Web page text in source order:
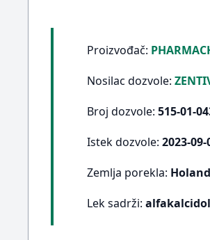
Proizvođač:
Nosilac dozvole:
Broj dozvole: 515-01-
Istek dozvole: 2023-09-
Zemlja porekla:
Lek sadrži: alfakalcidol